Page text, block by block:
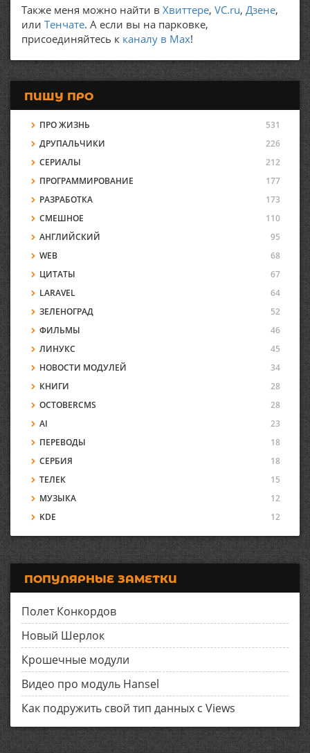
Также меня можно найти в Хвиттере, VC.ru, Дзене,
или Тенчате. А если вы на парковке,
присоединяйтесь к каналу в Max!
ПИШУ ПРО
ПРО ЖИЗНЬ
531
ДРУПАЛЬЧИКИ
226
СЕРИАЛЫ
212
ПРОГРАММИРОВАНИЕ
177
РАЗРАБОТКА
173
СМЕШНОЕ
110
АНГЛИЙСКИЙ
95
WEB
68
ЦИТАТЫ
67
LARAVEL
64
ЗЕЛЕНОГРАД
52
ФИЛЬМЫ
46
ЛИНУКС
45
НОВОСТИ МОДУЛЕЙ
34
КНИГИ
28
OCTOBERCMS
28
AI
23
ПЕРЕВОДЫ
18
СЕРБИЯ
18
ТЕЛЕК
15
МУЗЫКА
12
KDE
12
ПОПУЛЯРНЫЕ ЗАМЕТКИ
Полет Конкордов
Новый Шерлок
Крошечные модули
Видео про модуль Hansel
Как подружить свой тип данных с Views